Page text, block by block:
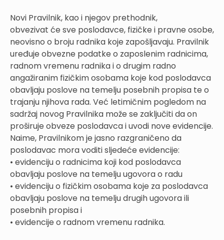
Novi Pravilnik, kao i njegov prethodnik,
obvezivat će sve poslodavce, fizičke i pravne osobe,
neovisno o broju radnika koje zapošljavaju. Pravilnik
uređuje obvezne podatke o zaposlenim radnicima,
radnom vremenu radnika i o drugim radno
angažiranim fizičkim osobama koje kod poslodavca
obavljaju poslove na temelju posebnih propisa te o
trajanju njihova rada. Već letimičnim pogledom na
sadržaj novog Pravilnika može se zaključiti da on
proširuje obveze poslodavca i uvodi nove evidencije.
Naime, Pravilnikom je jasno razgraničeno da
poslodavac mora voditi sljedeće evidencije:
• evidenciju o radnicima koji kod poslodavca
obavljaju poslove na temelju ugovora o radu
• evidenciju o fizičkim osobama koje za poslodavca
obavljaju poslove na temelju drugih ugovora ili
posebnih propisa i
• evidencije o radnom vremenu radnika.